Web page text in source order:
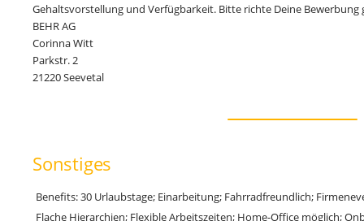
Gehaltsvorstellung und Verfügbarkeit. Bitte richte Deine Bewerbung
BEHR AG
Corinna Witt
Parkstr. 2
21220 Seevetal
Sonstiges
Benefits: 30 Urlaubstage; Einarbeitung; Fahrradfreundlich;
Flache Hierarchien; Flexible Arbeitszeiten; Home-Office möglich;